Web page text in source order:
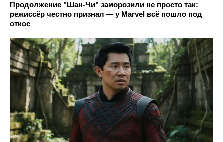
Продолжение "Шан-Чи" заморозили не просто так:
режиссёр честно признал — у Marvel всё пошло под
откос